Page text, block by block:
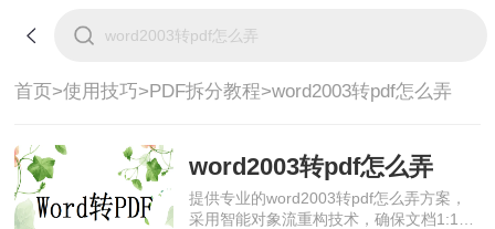
首页>使用技巧>PDF拆分教程>word2003转pdf怎么弄
word2003转pdf怎么弄
提供专业的word2003转pdf怎么弄方案，
采用智能对象流重构技术，确保文档1:1高